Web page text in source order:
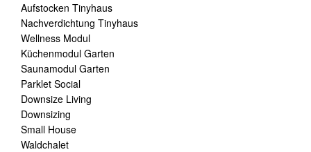
Aufstocken Tinyhaus
Nachverdichtung Tinyhaus
Wellness Modul
Küchenmodul Garten
Saunamodul Garten
Parklet Social
Downsize Living
Downsizing
Small House
Waldchalet